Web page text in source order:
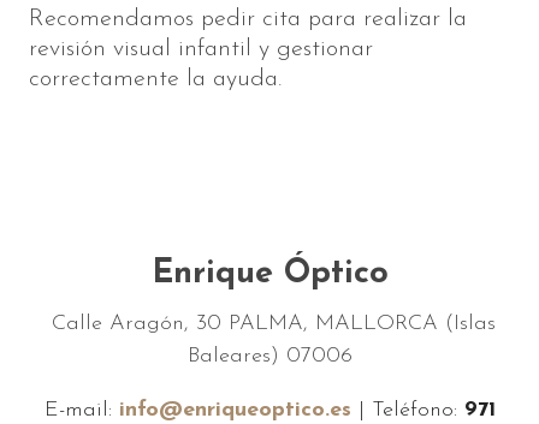
Recomendamos pedir cita para realizar la
revisión visual infantil y gestionar
correctamente la ayuda.
Enrique Óptico
Calle Aragón, 30 PALMA, MALLORCA (Islas
Baleares) 07006
E-mail: info@enriqueoptico.es | Teléfono: 971